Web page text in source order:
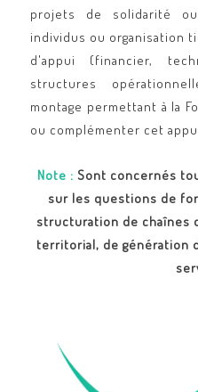
projets de solidarité
individus ou organisation
d'appui (financier,
structures
montage permettant à la
ou complémenter cet
Note : Sont concernés
sur les questions de
structuration de chaînes
territorial, de génération